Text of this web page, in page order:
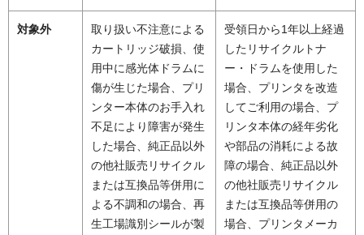
対象外
取り扱い不注意による
カートリッジ破損、使
用中に感光体ドラムに
傷が生じた場合、プリ
ンター本体のお手入れ
不足により障害が発生
した場合、純正品以外
の他社販売リサイクル
または互換品等併用に
よる不調和の場合、再
生工場識別シールが製
受領日から1年以上経過
したリサイクルトナ
ー・ドラムを使用した
場合、プリンタを改造
してご利用の場合、プ
リンタ本体の経年劣化
や部品の消耗による故
障の場合、純正品以外
の他社販売リサイクル
または互換品等併用の
場合、プリンタメーカ